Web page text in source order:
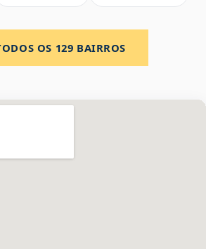
OS 129 BAIRROS